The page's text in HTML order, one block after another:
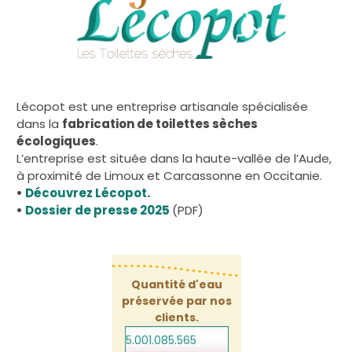
Lécopot est une entreprise artisanale spécialisée
dans la fabrication de toilettes sèches
écologiques.
L’entreprise est située dans la haute-vallée de l’Aude,
à proximité de Limoux et Carcassonne en Occitanie.
• Découvrez Lécopot.
• Dossier de presse 2025 (PDF)
Quantité d'eau
préservée par nos
clients.
5.001.085.586